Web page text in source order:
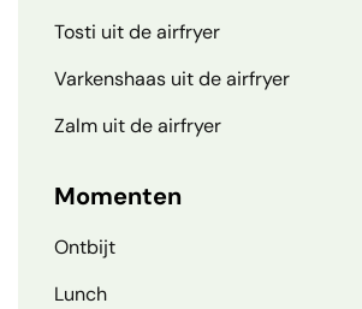
Tosti uit de airfryer
Varkenshaas uit de airfryer
Zalm uit de airfryer
Momenten
Ontbijt
Lunch